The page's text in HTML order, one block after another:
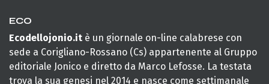
ECO
Ecodellojonio.itè un giornale on-line calabrese con
sede a Corigliano-Rossano (Cs) appartenente al Gruppo
editoriale Jonico e diretto da Marco Lefosse. La testata